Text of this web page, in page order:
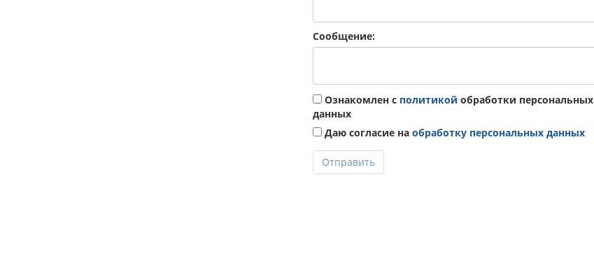
Сообщение:
Ознакомлен с политикой обработки персональных
данных
Даю согласие на обработку персональных данных
Отправить